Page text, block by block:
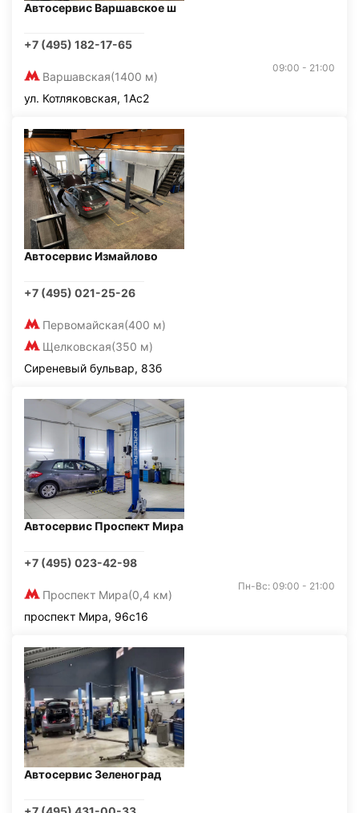
Автосервис Варшавское ш
+7 (495) 182-17-65
Варшавская(1400 м)
09:00 - 21:00
ул. Котляковская, 1Ас2
Автосервис Измайлово
+7 (495) 021-25-26
Первомайская(400 м)
Щелковская(350 м)
Сиреневый бульвар, 83б
Автосервис Проспект Мира
+7 (495) 023-42-98
Проспект Мира(0,4 км)
Пн-Вс: 09:00 - 21:00
проспект Мира, 96с16
Автосервис Зеленоград